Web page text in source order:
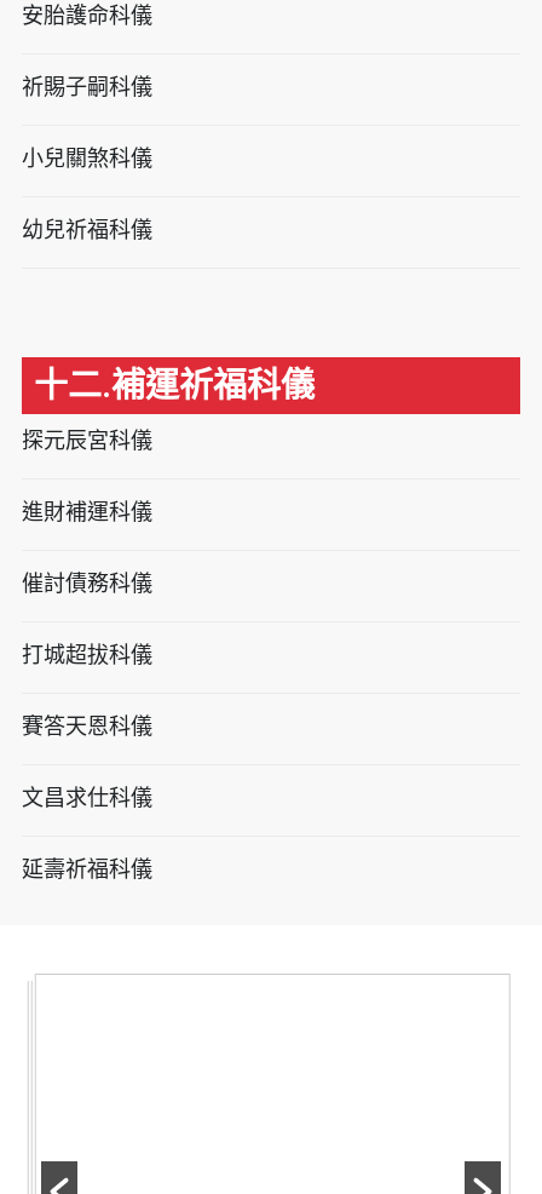
安胎護命科儀
祈賜子嗣科儀
小兒關煞科儀
幼兒祈福科儀
十二.補運祈福科儀
探元辰宮科儀
進財補運科儀
催討債務科儀
打城超拔科儀
賽答天恩科儀
文昌求仕科儀
延壽祈福科儀